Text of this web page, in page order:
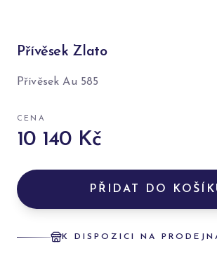
Přívěsek Zlato
Přívěsek Au 585
CENA
10 140 Kč
PŘIDAT DO
K DISPOZICI NA